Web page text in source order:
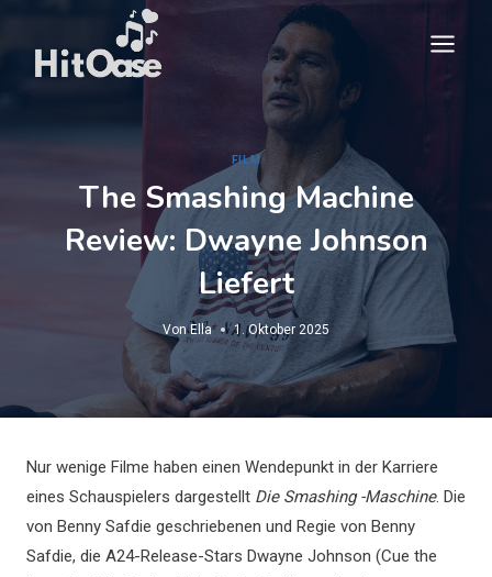
springen
FILM
The Smashing Machine
Review: Dwayne Johnson
Liefert
Von Ella 1. Oktober 2025
Nur wenige Filme haben einen Wendepunkt in der Karriere
eines Schauspielers dargestellt Die Smashing -Maschine. Die
von Benny Safdie geschriebenen und Regie von Benny
Safdie, die A24-Release-Stars Dwayne Johnson (Cue the